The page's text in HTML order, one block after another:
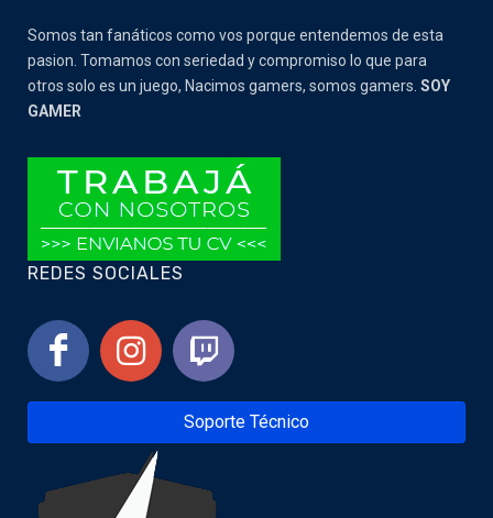
Somos tan fanáticos como vos porque entendemos de esta
pasion. Tomamos con seriedad y compromiso lo que para
otros solo es un juego, Nacimos gamers, somos gamers. SOY
GAMER
REDES SOCIALES
Soporte Técnico